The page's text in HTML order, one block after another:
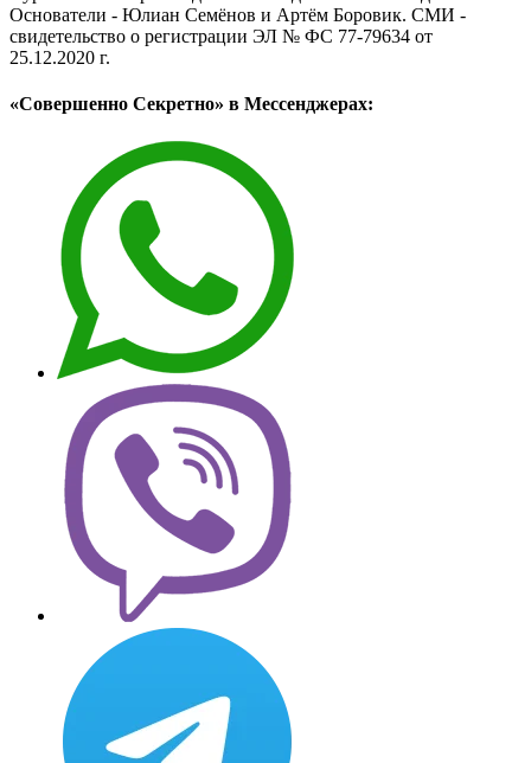
Основатели - Юлиан Семёнов и Артём Боровик. CМИ -
свидетельство о регистрации ЭЛ № ФС 77-79634 от
25.12.2020 г.
«Совершенно Секретно» в Мессенджерах: